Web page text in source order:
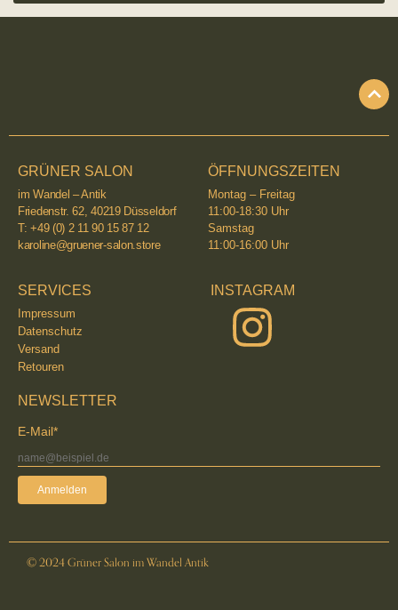
GRÜNER SALON
im Wandel – Antik
Friedenstr. 62, 40219 Düsseldorf
T: +49 (0) 2 11 90 15 87 12
karoline@gruener-salon.store
ÖFFNUNGSZEITEN
Montag – Freitag
11:00-18:30 Uhr
Samstag
11:00-16:00 Uhr
SERVICES
Impressum
Datenschutz
Versand
Retouren
INSTAGRAM
NEWSLETTER
E-Mail*
Anmelden
© 2024 Grüner Salon im Wandel Antik